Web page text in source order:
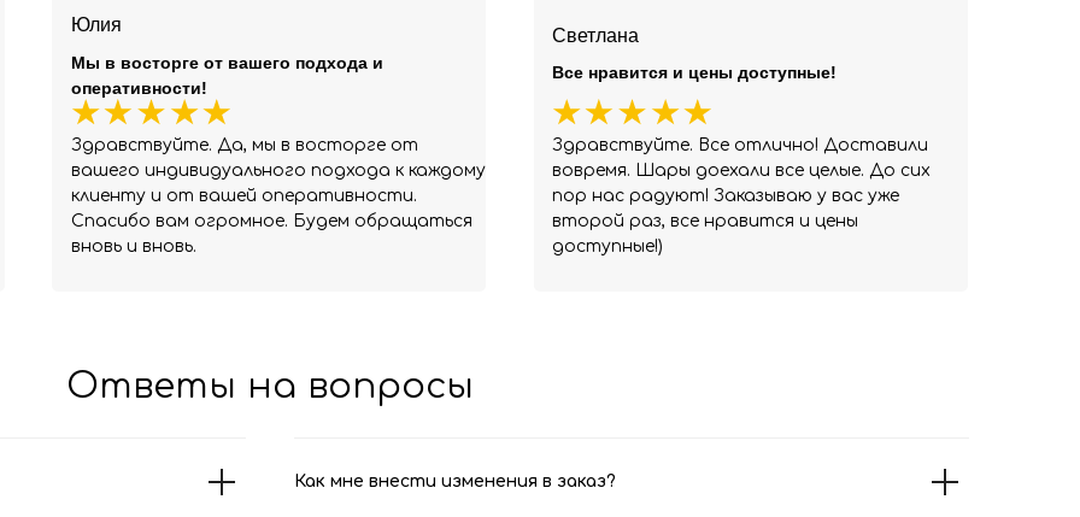
Юлия
Здравствуйте. Да, мы в восторге от
вашего индивидуального подхода к каждому
клиенту и от вашей оперативности.
Спасибо вам огромное. Будем обращаться
вновь и вновь.
Мы в восторге от вашего подхода и
оперативности!
Светлана
Здравствуйте. Все отлично! Доставили
вовремя. Шары доехали все целые. До сих
пор нас радуют! Заказываю у вас уже
второй раз, все нравится и цены
доступные!)
Все нравится и цены доступные!
Ответы на вопросы
Как мне внести изменения в заказ?